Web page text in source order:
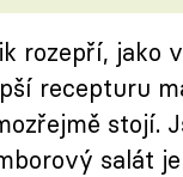
rozepří, jako
recepturu
stojí.
salát